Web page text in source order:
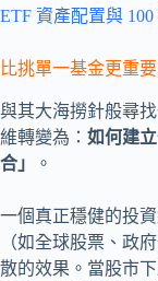
ETF 資產配置與
比挑單一基金更重
與其大海撈針般尋
維轉變為： 如何建
合」
。
一個真正穩健的投
（如全球股票、政
散的效果。當股市